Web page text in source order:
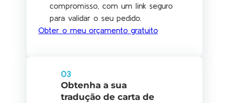
compromisso, com um link seguro
para validar o seu pedido.
Obter o meu orçamento gratuito
03
Obtenha a sua
tradução de carta de